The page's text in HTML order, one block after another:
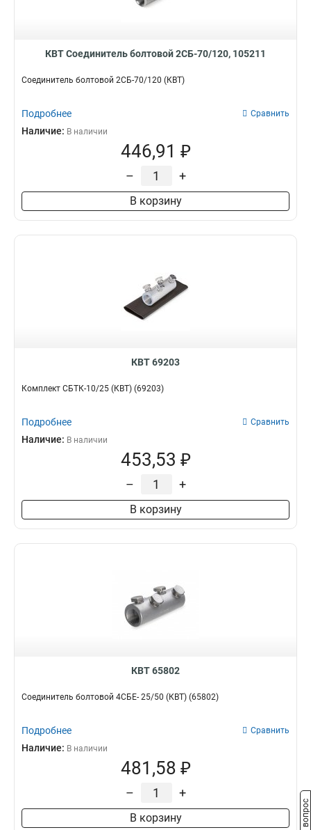
КВТ Соединитель болтовой 2СБ-70/120, 105211
Соединитель болтовой 2СБ-70/120 (КВТ)
Подробнее Сравнить
Наличие: В наличии
446,91 ₽
– +
В корзину
КВТ 69203
Комплект СБТК-10/25 (КВТ) (69203)
Подробнее Сравнить
Наличие: В наличии
453,53 ₽
– +
В корзину
КВТ 65802
Соединитель болтовой 4СБЕ- 25/50 (КВТ) (65802)
Подробнее Сравнить
Наличие: В наличии
481,58 ₽
– +
В корзину